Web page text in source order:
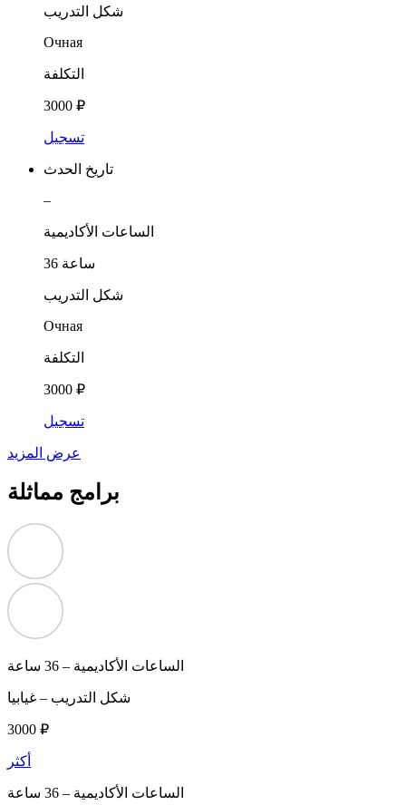
شكل التدريب
Очная
التكلفة
3000 ₽
تسجيل
تاريخ الحدث
–
الساعات الأكاديمية
36 ساعة
شكل التدريب
Очная
التكلفة
3000 ₽
تسجيل
عرض المزيد
برامج مماثلة
الساعات الأكاديمية –
شكل التدريب – غيابيا
3000 ₽
أكثر
الساعات الأكاديمية –